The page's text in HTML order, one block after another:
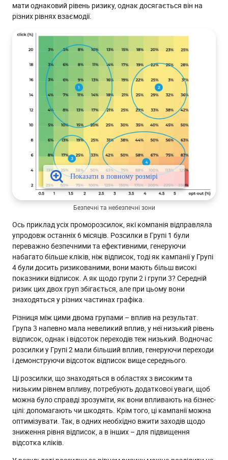
мати однаковий рівень ризику, однак досягається він на
різних рівнях взаємодії.
Безпечні та небезпечні зони
Ось приклад усіх проморозсилок, які компанія відправляла
упродовж останніх 6 місяців. Розсилки в Групі 1 були
переважно безпечними та ефективними, генеруючи
набагато більше кліків, ніж відписок, тоді як кампанії у Групі
4 були досить ризикованими, вони мають більш високі
показники відписок. А як щодо групи 2 і групи 3? Середній
ризик цих двох груп збігається, але при цьому вони
знаходяться у різних частинах графіка.
Різниця між цими двома групами – вплив на результат.
Група 3 напевно мала невеликий вплив, у неї низький рівень
відписок, однак і відсоток переходів теж низький. Водночас
розсилки у Групі 2 мали більший вплив, генеруючи переходи
і демонструючи відсоток відписок вище середнього.
Ці розсилки, що знаходяться в областях з високим та
низьким рівнем впливу, потребують додаткової уваги, щоб
можна було справді зрозуміти, як вони впливають на бізнес-
цілі: допомагають чи шкодять. Крім того, ці кампанії можна
оптимізувати. Так, в одних необхідно вжити заходів щодо
зниження рівня відписок, а в інших – для підвищення
відсотка кліків.